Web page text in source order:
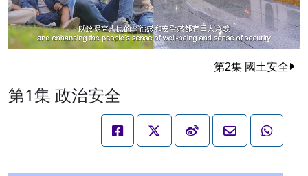
第2集 國土安全
第1集 政治安全